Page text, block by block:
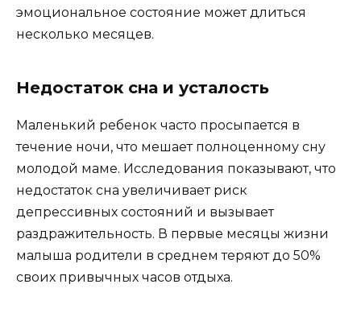
эмоциональное состояние может длиться
несколько месяцев.
Недостаток сна и усталость
Маленький ребенок часто просыпается в
течение ночи, что мешает полноценному сну
молодой маме. Исследования показывают, что
недостаток сна увеличивает риск
депрессивных состояний и вызывает
раздражительность. В первые месяцы жизни
малыша родители в среднем теряют до 50%
своих привычных часов отдыха.